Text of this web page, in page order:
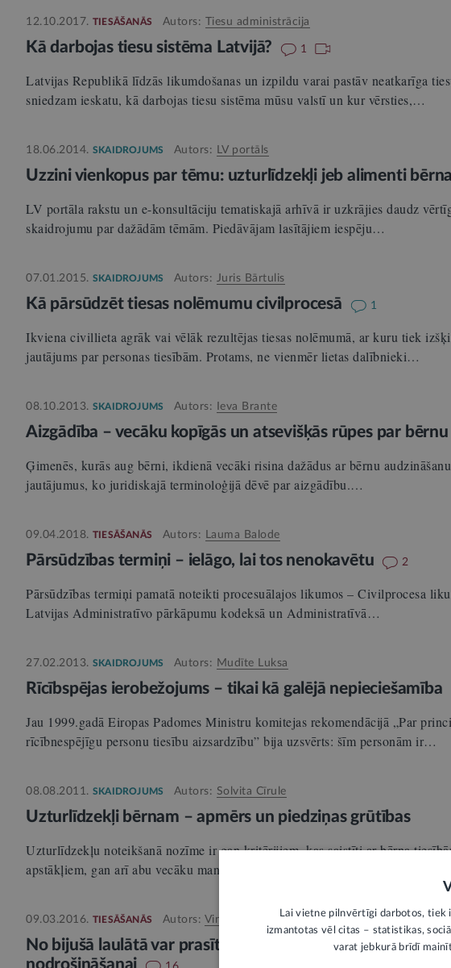
12.10.2017. TIESĀŠANĀS Autors: Tiesu administrācija
Kā darbojas tiesu sistēma Latvijā? 1
Latvijas Republikā līdzās likumdošanas un izpildu varai pastāv neatkarīga
sniedzam ieskatu, kā darbojas tiesu sistēma mūsu valstī un kur vērsties,…
18.06.2014. SKAIDROJUMS Autors: LV portāls
Uzzini vienkopus par tēmu: uzturlīdzekļi jeb alimenti
LV portāla rakstu un e-konsultāciju tematiskajā arhīvā ir uzkrājies daudz
skaidrojumu par dažādām tēmām. Piedāvājam lasītājiem iespēju…
07.01.2015. SKAIDROJUMS Autors: Juris Bārtulis
Kā pārsūdzēt tiesas nolēmumu civilprocesā 1
Ikviena civillieta agrāk vai vēlāk rezultējas tiesas nolēmumā, ar kuru tiek
jautājums par personas tiesībām. Protams, ne vienmēr lietas dalībnieki…
08.10.2013. SKAIDROJUMS Autors: Ieva Brante
Aizgādība – vecāku kopīgās un atsevišķās rūpes par bērnu
Ģimenēs, kurās aug bērni, ikdienā vecāki risina dažādus ar bērnu
jautājumus, ko juridiskajā terminoloģijā dēvē par aizgādību.…
09.04.2018. TIESĀŠANĀS Autors: Lauma Balode
Pārsūdzības termiņi – ielāgo, lai tos nenokavētu 2
Pārsūdzības termiņi pamatā noteikti procesuālajos likumos – Civilprocesa
Latvijas Administratīvo pārkāpumu kodeksā un Administratīvā…
27.02.2013. SKAIDROJUMS Autors: Mudīte Luksa
Rīcībspējas ierobežojums – tikai kā galējā nepieciešamība
Jau 1999.gadā Eiropas Padomes Ministru komitejas rekomendācijā „Par
rīcībnespējīgu personu tiesību aizsardzību” bija uzsvērts: šīm personām ir…
08.08.2011. SKAIDROJUMS Autors: Solvita Cīrule
Uzturlīdzekļi bērnam – apmērs un piedziņas grūtības
Uzturlīdzekļu noteikšanā nozīme ir gan kritērijiem, kas saistīti ar bērna
apstākļiem, gan arī abu vecāku mantiskajam stāvoklim.
09.03.2016. TIESĀŠANĀS Autors: Vineta Vilcāne
No bijušā laulātā var prasīt līdzekļus iepriekšējā
nodrošināšanai
Lai vietne pilnvērtīgi darbotos, tiek
izmantotas vēl citas – statistikas,
varat jebkurā brīdī